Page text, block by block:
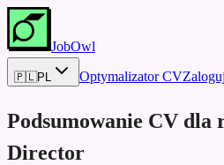
JobOwl
🇵🇱PL Optymalizator CV
Podsumowanie CV dla
Director